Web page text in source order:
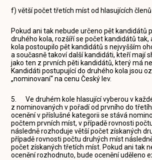
f) větší počet třetích míst od hlasujících
Pokud ani tak nebude určeno pět kandidátů
druhého kola, rozšíří se počet kandidátů tak,
kola postoupilo pět kandidátů s nejvyšším
a současně takoví další kandidáti, kteří mají
jako ten z prvních pěti kandidátů, který má
Kandidáti postupující do druhého kola jsou
„nominovaní“ na cenu Český lev.
5. Ve druhém kole hlasující vyberou v
z nominovaných v pořadí od prvního do
ocenění v příslušné kategorii se stává
počtem prvních míst, v případě rovnosti
následně rozhoduje větší počet získaných
případě rovnosti počtu druhých míst
počet získaných třetích míst. Pokud ani tak
ocenění rozhodnuto, bude ocenění uděleno